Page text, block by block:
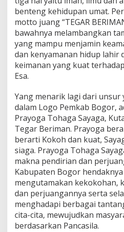
benteng kehidupan umat.
motto juang “TEGAR
bawahnya melambangkan
yang mampu menjamin
dan kenyamanan hidup lahir
keimanan yang kuat
Esa.
Yang menarik lagi dari
dalam Logo Pemkab Bogor,
Prayoga Tohaga Sayaga,
Tegar Beriman. Prayoga
berarti Kokoh dan kuat,
siaga. Prayoga Tohaga
makna pendirian dan
Kabupaten Bogor
mengutamakan kekokohan,
dan perjuangannya serta
menghadapi berbagai
cita-cita, mewujudkan
berdasarkan Pancasila.